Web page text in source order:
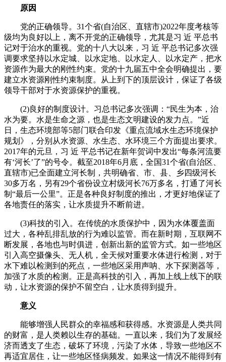
原因
党的正确领导。31个省(自治区、直辖市)2022年度考核等
级均为良好以上，离不开党的正确领导，尤其是习 近 平总书
记对于治水的重视。党的十八大以来，习 近 平总书记多次强
调要求坚持以水定城、以水定地、以水定人、以水定产，把水
资源作为最大的刚性约束。党的十九届五中全会明确提出，要
建立水资源刚性约束制度。从上到下的顶层设计，保证了各级
领导干部对于水资源保护的重视。
(2)良好的制度设计。习总书记多次强调：“民生为本，治
水为要。水是生命之源，也是生态文明建设的发力点。”近
日，生态环境部等5部门联合印发《重点流域水生态环境保护
规划》，分别从水资源、水生态、水环境三个方面提出要求。
2017年的元旦，习 近 平总书记在新年贺词中发出“每条河流要
有‘河长’了”的号令。截至2018年6月底，全国31个省(自治区、
直辖市)已全面建立河长制，共明确省、市、县、乡四级河长
30多万名，另有29个省份设立村级河长76万多名，打通了河长
制“最后一公里”。正是各种良好制度的推出，才更好地保证了
各地责任的落实，让水质提升不断前进。
(3)科技的引入。在传统的水质保护中，因为水体覆盖面
过大，各种乱排乱放的行为难以监管。而在新时期，互联网不
断发展，各地也与时俱进，创新出新的监管方式。如一些地区
引入高空摄像头、无人机，全天候对重要水体进行检测，对于
水下难以检测到的死点，一些地区采用声呐、水下探测器等，
加强了水质的检测。正是高科技的引入，再加上线上线下的联
动，让水资源的保护不留空白，让水质得到提升。
意义
能够增强人民群众的幸福感和获得感。水资源是人类共同
的财富，是人类赖以生存的基础。一直以来，我们为了发展经
济而透支了生态，破坏了环境，污染了水体，导致一些地区不
再适宜居住，让一些地区怪病频发。如果这一情况不能得到有